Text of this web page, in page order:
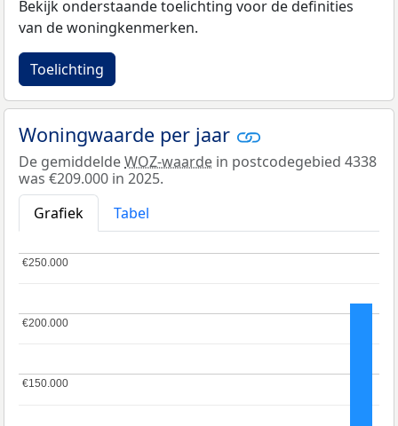
Bekijk onderstaande toelichting voor de definities
van de woningkenmerken.
Toelichting
Woningwaarde per jaar
De gemiddeldeWOZ-waarde in postcodegebied 4338
was €209.000 in 2025.
Grafiek
Tabel
€150.000
€150.000
€200.000
€200.000
€250.000
€250.000